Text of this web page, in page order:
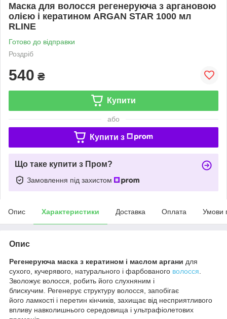
Маска для волосся регенеруюча з аргановою
олією і кератином ARGAN STAR 1000 мл
RLINE
Готово до відправки
Роздріб
540 ₴
Купити
або
Купити з
Що таке купити з Пром?
Замовлення під захистом
Опис Характеристики Доставка Оплата Умови
Опис
Регенеруюча маска з кератином і маслом аргани для
сухого, кучерявого, натурального і фарбованого волосся
Зволожує волосся, робить його слухняним і
блискучим. Регенерує структуру волосся, запобігає
його ламкості і перетин кінчиків, захищає від несприятливого
впливу навколишнього середовища і ультрафіолетових